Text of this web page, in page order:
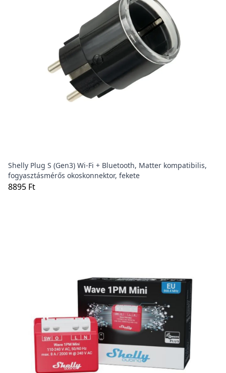
Shelly Plug S (Gen3) Wi-Fi + Bluetooth, Matter kompatibilis,
fogyasztásmérős okoskonnektor, fekete
8895 Ft